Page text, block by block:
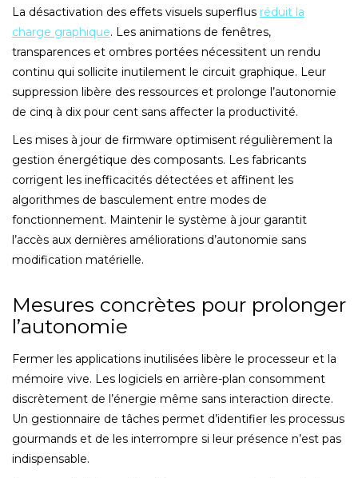
La désactivation des effets visuels superflus réduit la
charge graphique. Les animations de fenêtres,
transparences et ombres portées nécessitent un rendu
continu qui sollicite inutilement le circuit graphique. Leur
suppression libère des ressources et prolonge l’autonomie
de cinq à dix pour cent sans affecter la productivité.
Les mises à jour de firmware optimisent régulièrement la
gestion énergétique des composants. Les fabricants
corrigent les inefficacités détectées et affinent les
algorithmes de basculement entre modes de
fonctionnement. Maintenir le système à jour garantit
l’accès aux dernières améliorations d’autonomie sans
modification matérielle.
Mesures concrètes pour prolonger
l’autonomie
Fermer les applications inutilisées libère le processeur et la
mémoire vive. Les logiciels en arrière-plan consomment
discrètement de l’énergie même sans interaction directe.
Un gestionnaire de tâches permet d’identifier les processus
gourmands et de les interrompre si leur présence n’est pas
indispensable.